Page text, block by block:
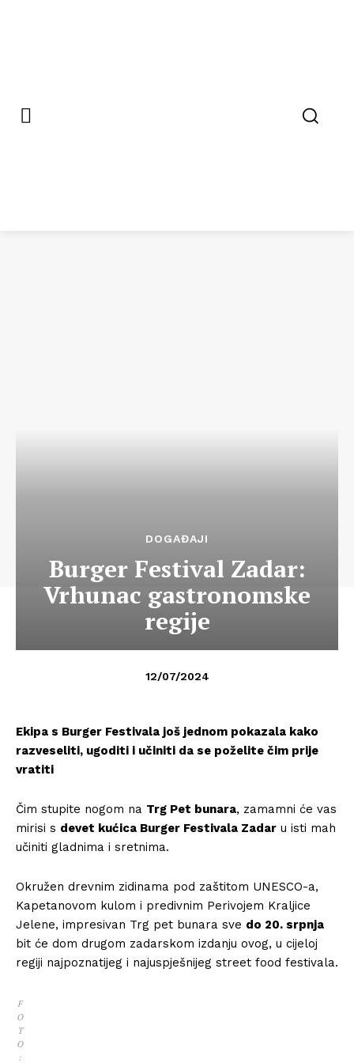
DOGAĐAJI
Burger Festival Zadar:
Vrhunac gastronomske
regije
12/07/2024
Ekipa s Burger Festivala još jednom pokazala kako
razveseliti, ugoditi i učiniti da se poželite čim prije
vratiti
Čim stupite nogom na Trg Pet bunara, zamamni će vas
mirisi s devet kućica Burger Festivala Zadar u isti mah
učiniti gladnima i sretnima.
Okružen drevnim zidinama pod zaštitom UNESCO-a,
Kapetanovom kulom i predivnim Perivojem Kraljice
Jelene, impresivan Trg pet bunara sve do 20. srpnja
bit će dom drugom zadarskom izdanju ovog, u cijeloj
regiji najpoznatijeg i najuspješnijeg street food festivala.
F
O
T
O
: